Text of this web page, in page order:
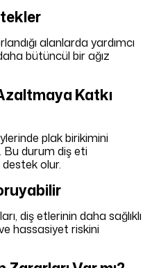
alanlarda yardımcı
bütüncül bir ağız
Katkı
plak birikimini
Bu durum diş eti
olur.
diş etlerinin daha sağlıklı
hassasiyet riskini